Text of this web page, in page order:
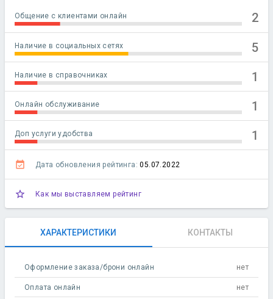
Общение с клиентами онлайн 2
Наличие в социальных сетях 5
Наличие в справочниках 1
Онлайн обслуживание 1
Доп услуги удобства 1
event_available Дата обновления рейтинга: 05.07.2022
star_outline Как мы выставляем рейтинг
ХАРАКТЕРИСТИКИ КОНТАКТЫ
Оформление заказа/брони онлайн нет
Оплата онлайн нет